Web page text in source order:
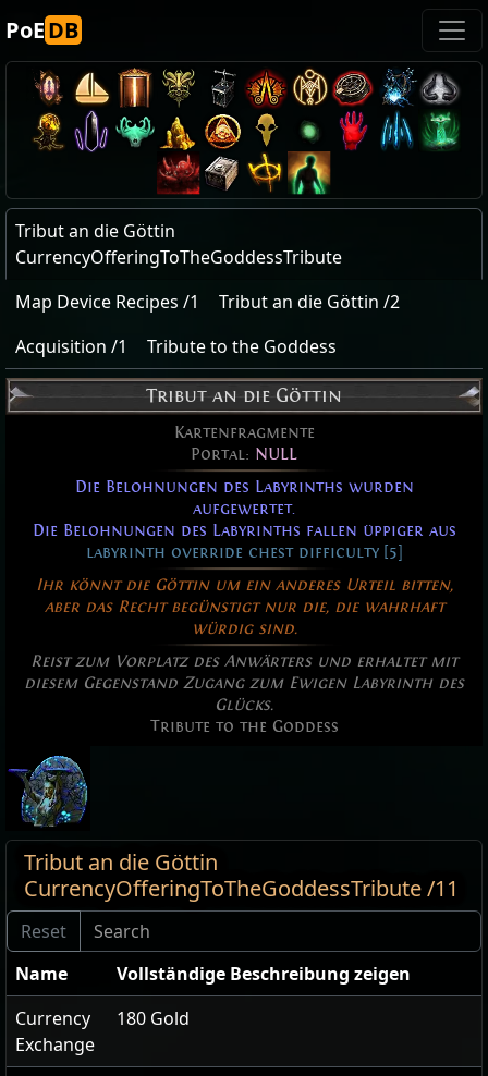
PoEDB
Tribut an die Göttin
CurrencyOfferingToTheGoddessTribute
Map Device Recipes /1
Tribut an die Göttin /2
Acquisition /1
Tribute to the Goddess
Tribut an die Göttin
Kartenfragmente
Portal: NULL
Die Belohnungen des Labyrinths wurden
aufgewertet.
Die Belohnungen des Labyrinths fallen üppiger aus
labyrinth override chest difficulty [5]
Ihr könnt die Göttin um ein anderes Urteil bitten,
aber das Recht begünstigt nur die, die wahrhaft
würdig sind.
Reist zum Vorplatz des Anwärters und erhaltet mit
diesem Gegenstand Zugang zum Ewigen Labyrinth des
Glücks.
Tribute to the Goddess
Tribut an die Göttin
CurrencyOfferingToTheGoddessTribute /11
Name
Vollständige Beschreibung zeigen
Currency
Exchange
180 Gold